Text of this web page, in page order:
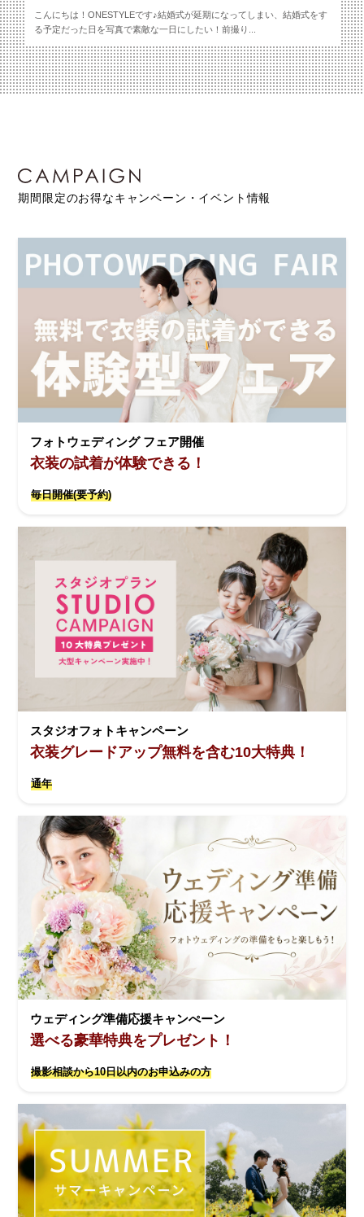
こんにちは！ONESTYLEです♪結婚式が延期になってしまい、結婚式をす
る予定だった日を写真で素敵な一日にしたい！前撮り...
期間限定のお得なキャンペーン・イベント情報
フォトウェディング フェア開催
衣装の試着が体験できる！
毎日開催(要予約)
スタジオフォトキャンペーン
衣装グレードアップ無料を含む10大特典！
通年
ウェディング準備応援キャンぺーン
選べる豪華特典をプレゼント！
撮影相談から10日以内のお申込みの方